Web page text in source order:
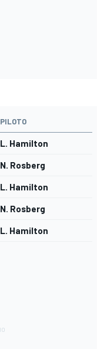
PILOTO
L. Hamilton
N. Rosberg
L. Hamilton
N. Rosberg
L. Hamilton